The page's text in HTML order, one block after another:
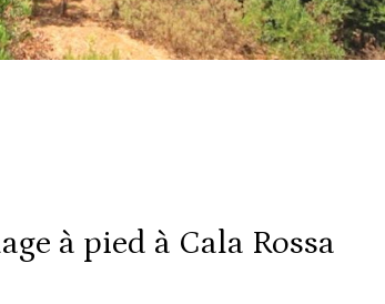
à pied à Cala Rossa